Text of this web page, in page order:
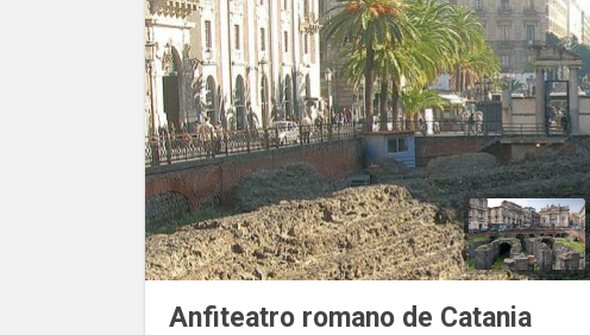
Anfiteatro romano de Catania